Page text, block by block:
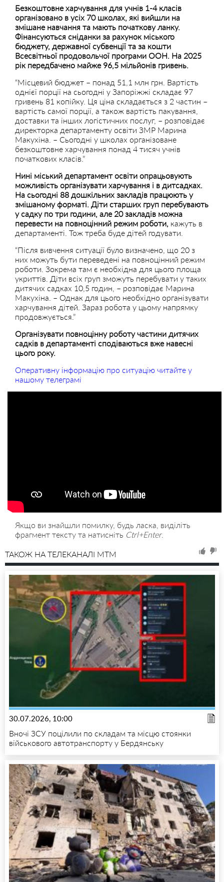
Безкоштовне харчування для учнів 1-4 класів
організовано в усіх 70 школах, які вийшли на
змішане навчання та мають початкову ланку.
Фінансуються сніданки за рахунок міського
бюджету, державної субвенції та за кошти
Всесвітньої продовольчої програми ООН. На 2025
рік передбачено майже 96,5 мільйонів гривень.
“Місцевий бюджет – понад 51,1 млн грн. Вартість
однієї порції на сьогодні у Запоріжжі складає 97
гривень 81 копійку. Ця ціна складається з 2 частин –
вартість самої порції, а також вартість пакування,
доставки та інших логістичних послуг, – розповідає
директорка департаменту освіти ЗМР Марина
Макухіна. – Сьогодні у школах організоване
безкоштовне харчування понад 4 тисяч учнів
початкових класів.”
Нині міський департамент освіти опрацьовують
можливість організувати харчування і в дитсадках.
На сьогодні 88 дошкільних закладів працюють у
змішаному форматі. Діти старших груп перебувають
у садку по три години, але 20 закладів можна
перевести на повноцінний режим роботи, кажуть в
департаменті. Тож треба буде дітей годувати.
“Після вивчення ситуації було визначено, що 20 з
них можуть бути переведені на повноцінний режим
роботи. Зокрема там є необхідна для цього площа
укриттів. Діти всіх груп зможуть перебувати у таких
дитячих садках 10,5 годин, – розповідає Марина
Макухіна. – Однак для цього необхідно організувати
харчування дітей. Зараз робота у цьому напрямку
продовжується.”
Організувати повноцінну роботу частини дитячих
садків в департаменті сподіваються вже навесні
цього року.
Оперативну інформацію про ситуацію читайте у
нашому телеграмі
Якщо ви знайшли помилку, будь ласка, виділіть
фрагмент тексту та натисніть Ctrl+Enter.
ТАКОЖ НА ТЕЛЕКАНАЛІ MTM
30.07.2026, 10:00
Вночі ЗСУ поцілили по складам та місцю стоянки
військового автотранспорту у Бердянську